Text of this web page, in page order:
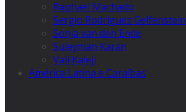
Raphael Machado
Sergio Rodríguez Gelfenstein
Sonja van den Ende
Suleyman Karan
Vali Kaleji
América Latina e Caraíbas